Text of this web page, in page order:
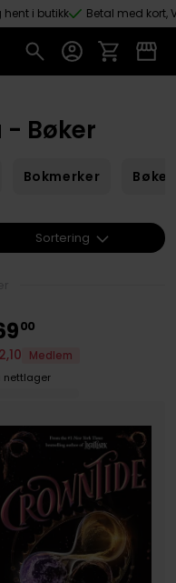
hent i butikk Betal med kort,
- Bøker
Bokmerker
00
,10
Medlem
nettlager
Sortering